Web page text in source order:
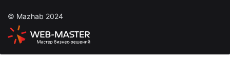
© Mazhab 2024